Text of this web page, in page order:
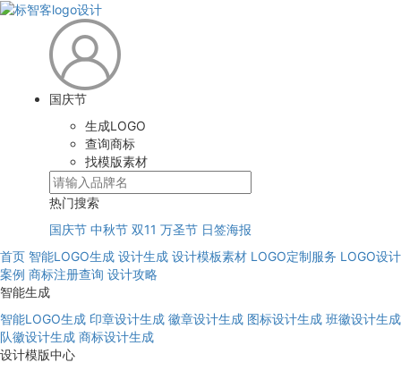
国庆节
生成LOGO
查询商标
找模版素材
热门搜索
国庆节 中秋节 双11 万圣节 日签海报
首页 智能LOGO生成 设计生成 设计模板素材 LOGO定制服务 LOGO设计
案例 商标注册查询 设计攻略
智能生成
智能LOGO生成 印章设计生成 徽章设计生成 图标设计生成 班徽设计生成
队徽设计生成 商标设计生成
设计模版中心